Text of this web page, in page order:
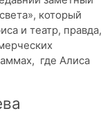
который
и театр, правда,
где Алиса